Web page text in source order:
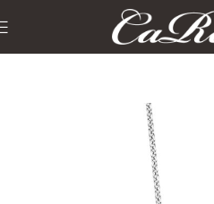
Sieraden Ti Sento